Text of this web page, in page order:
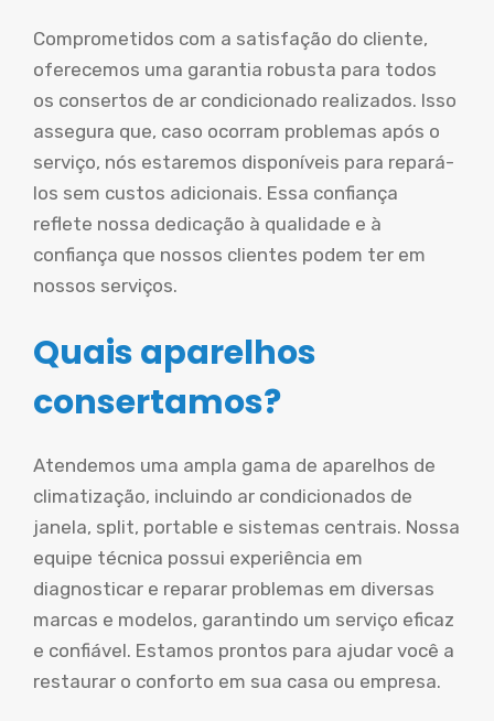
Comprometidos com a satisfação do cliente,
oferecemos uma garantia robusta para todos
os consertos de ar condicionado realizados. Isso
assegura que, caso ocorram problemas após o
serviço, nós estaremos disponíveis para repará-
los sem custos adicionais. Essa confiança
reflete nossa dedicação à qualidade e à
confiança que nossos clientes podem ter em
nossos serviços.
Quais aparelhos
consertamos?
Atendemos uma ampla gama de aparelhos de
climatização, incluindo ar condicionados de
janela, split, portable e sistemas centrais. Nossa
equipe técnica possui experiência em
diagnosticar e reparar problemas em diversas
marcas e modelos, garantindo um serviço eficaz
e confiável. Estamos prontos para ajudar você a
restaurar o conforto em sua casa ou empresa.